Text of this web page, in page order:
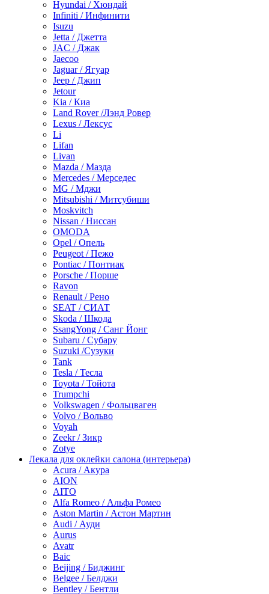
Hyundai / Хюндай
Infiniti / Инфинити
Isuzu
Jetta / Джетта
JAC / Джак
Jaecoo
Jaguar / Ягуар
Jeep / Джип
Jetour
Kia / Киа
Land Rover /Лэнд Ровер
Lexus / Лексус
Li
Lifan
Livan
Mazda / Мазда
Mercedes / Мерседес
MG / Мджи
Mitsubishi / Митсубиши
Moskvitch
Nissan / Ниссан
OMODA
Opel / Опель
Peugeot / Пежо
Pontiac / Понтиак
Porsche / Порше
Ravon
Renault / Рено
SEAT / СИАТ
Skoda / Шкода
SsangYong / Санг Йонг
Subaru / Субару
Suzuki /Сузуки
Tank
Tesla / Тесла
Toyota / Тойота
Trumpchi
Volkswagen / Фольцваген
Volvo / Вольво
Voyah
Zeekr / Зикр
Zotye
Лекала для оклейки салона (интерьера)
Acura / Акура
AION
AITO
Alfa Romeo / Альфа Ромео
Aston Martin / Астон Мартин
Audi / Ауди
Aurus
Avatr
Baic
Beijing / Биджинг
Belgee / Белджи
Bentley / Бентли